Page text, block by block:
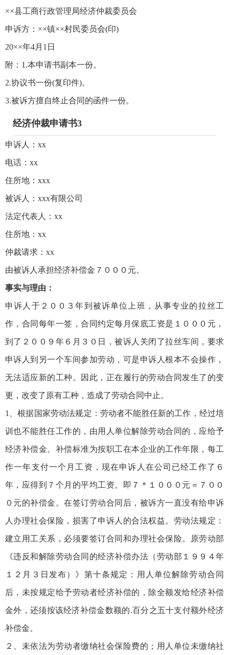
××县工商行政管理局经济仲裁委员会
申诉方：××镇××村民委员会(印)
20××年4月1日
附：1.本申请书副本一份。
2.协议书一份(复印件)。
3.被诉方擅自终止合同的函件一份。
经济仲裁申请书3
申诉人：xx
电话：xx
住所地：xxx
被诉人：xxx有限公司
法定代表人：xx
住所地：xx
仲裁请求：xx
由被诉人承担经济补偿金７０００元。
事实与理由：
申诉人于２００３年到被诉单位上班，从事专业的拉丝工
作，合同每年一签，合同约定每月保底工资是１０００元，
到了２００９年６月３０日，被诉人关闭了拉丝车间，要求
申诉人到另一个车间参加劳动，可是申诉人根本不会操作，
无法适应新的工种。因此，正在履行的劳动合同发生了的变
更，改变了原有工种，造成了劳动合同中止。
1、根据国家劳动法规定：劳动者不能胜任新的工作，经过培
训也不能胜任工作的，由用人单位解除劳动合同的，应给予
经济补偿金。补偿标准为按职工在本企业的工作年限，每工
作一年支付一个月工资，现在申诉人在公司已经工作了６
年，应得到７个月的平均工资。即７＊１０００元＝７００
０元的补偿金。在签订劳动合同后，被诉方一直没有给申诉
人办理社会保险，损害了申诉人的合法权益。劳动法规定：
建立用工关系，必须要签订合同和办理社会保险。原劳动部
《违反和解除劳动合同的经济补偿办法（劳动部１９９４年
１２月３日发布）》第十条规定：用人单位解除劳动合同
后，未按规定给予劳动者经济补偿的，除全额发给经济补偿
金外，还须按该经济补偿金数额的.百分之五十支付额外经济
补偿金。
２、未依法为劳动者缴纳社会保险费的；用人单位未缴纳社